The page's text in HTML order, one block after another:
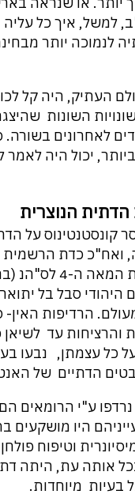
למשל, איך כל עליה
לנמוכה יותר
העתיק, היה קל
השונות
לאחרונים בשורה.
יכול היה לאמר
הנוצרית
קונסטנטינוס על
ואח"כ כדת
הרומית בתחילת
סבל בל
הרדיפות
והרציחות עד
כל עצמתן, נבעו
הדתיים של
נרדפו ע"י הרומאים
היו מושקעים
וטיפוח
אותה עת, היתה
בעיות מיוחדות.